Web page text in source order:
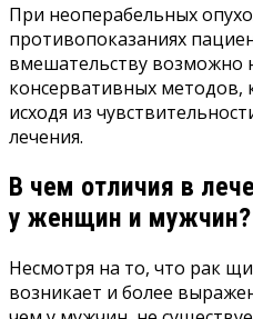
При неоперабельных
противопоказаниях
вмешательству возможно
консервативных методов,
исходя из
лечения.
В чем отличия в
у женщин и мужчин?
Несмотря на то, что рак
возникает и более